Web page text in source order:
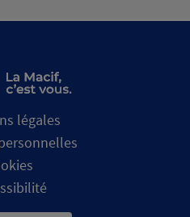
légales